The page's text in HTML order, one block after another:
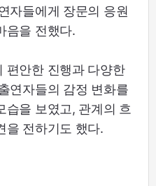
자들에게 장문의 응원
음을 전했다.
편안한 진행과 다양한
연자들의 감정 변화를
습을 보였고, 관계의 흐
을 전하기도 했다.